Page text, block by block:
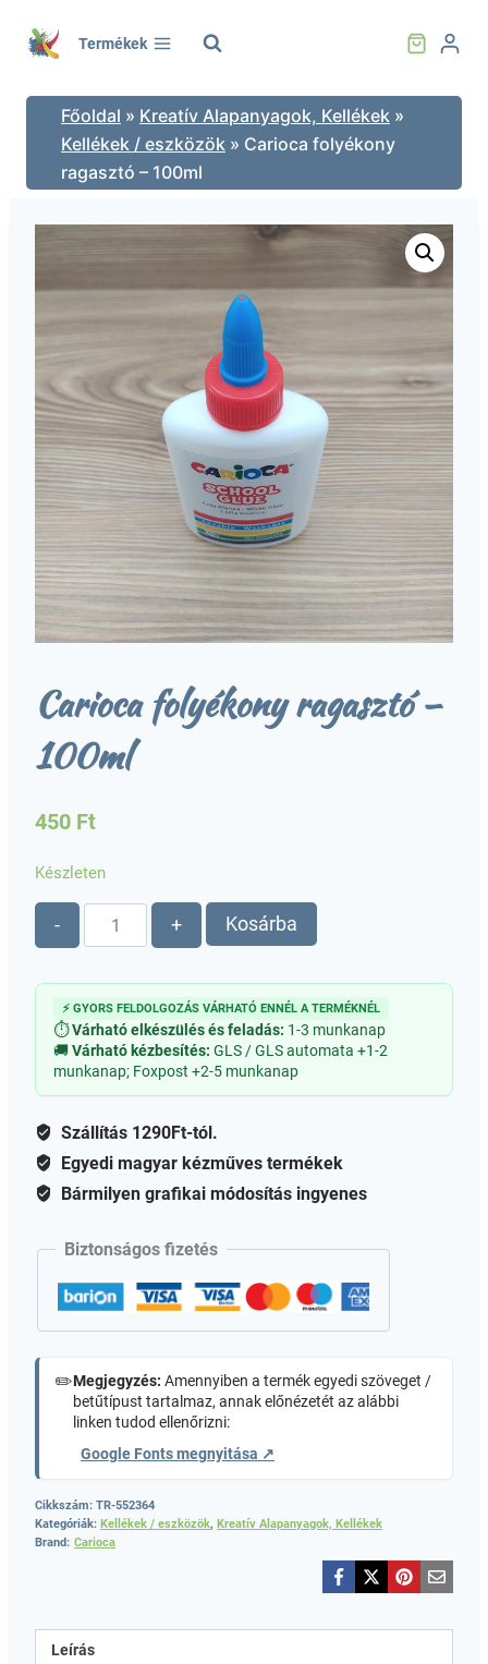
Termékek
Főoldal » Kreatív Alapanyagok, Kellékek »
Kellékek / eszközök » Carioca folyékony
ragasztó – 100ml
Carioca folyékony ragasztó –
100ml
450 Ft
Készleten
-
Carioca
folyékony
100ml
mennyiség
+ Kosárba
⚡ GYORS FELDOLGOZÁS VÁRHATÓ ENNÉL A TERMÉKNÉL
⏱Várható elkészülés és feladás: 1-3 munkanap
🚚Várható kézbesítés: GLS / GLS automata +1-2
munkanap; Foxpost +2-5 munkanap
Szállítás 1290Ft-tól.
Egyedi magyar kézműves termékek
Bármilyen grafikai módosítás ingyenes
Biztonságos fizetés
✏️Megjegyzés: Amennyiben a termék egyedi szöveget /
betűtípust tartalmaz, annak előnézetét az alábbi
linken tudod ellenőrizni:
Google Fonts megnyitása ↗
Cikkszám: TR-552364
Kategóriák: Kellékek / eszközök, Kreatív Alapanyagok, Kellékek
Brand: Carioca
Leírás